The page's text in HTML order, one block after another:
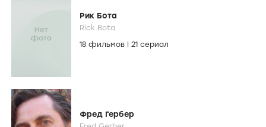
Рик Бота
Rick Bota
18 фильмов
21 сериал
Фред Гербер